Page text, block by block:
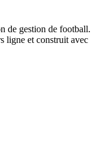
de gestion de football.
ligne et construit avec